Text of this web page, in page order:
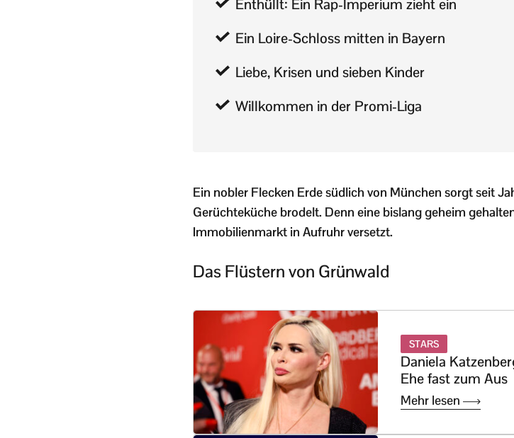
Enthüllt: Ein Rap-Imperium zieht ein
Ein Loire-Schloss mitten in Bayern
Liebe, Krisen und sieben Kinder
Willkommen in der Promi-Liga
Ein nobler Flecken Erde südlich von München sorgt seit
Gerüchteküche brodelt. Denn eine bislang geheim
Immobilienmarkt in Aufruhr versetzt.
Das Flüstern von Grünwald
STARS
Daniela
Ehe fast zum Aus
Mehr lesen